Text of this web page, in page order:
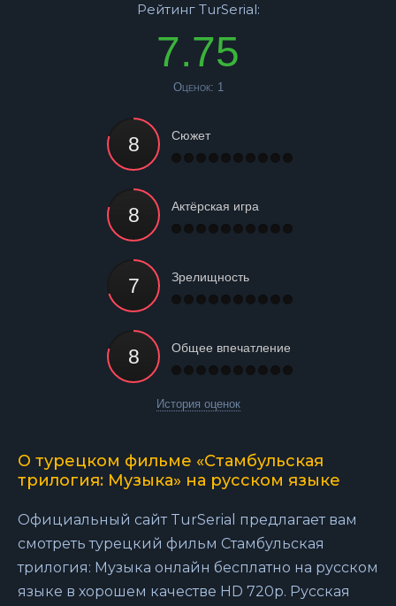
Рейтинг TurSerial:
7.75
Оценок: 1
Сюжет
Актёрская игра
Зрелищность
Общее впечатление
История оценок
О турецком фильме «Стамбульская
трилогия: Музыка» на русском языке
Официальный сайт TurSerial предлагает вам
смотреть турецкий фильм Стамбульская
трилогия: Музыка онлайн бесплатно на русском
языке в хорошем качестве HD 720p. Русская